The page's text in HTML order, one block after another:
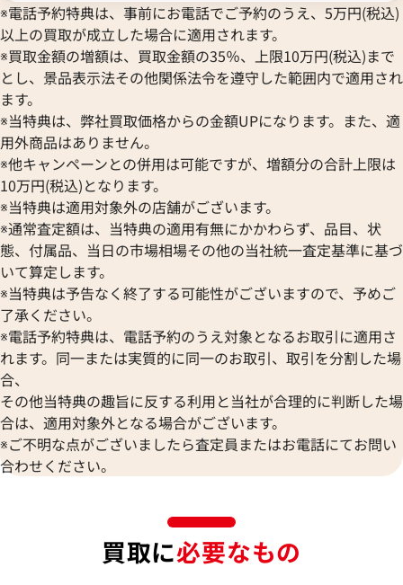
※電話予約特典は、事前にお電話でご予約のうえ、5万円(税込)
以上の買取が成立した場合に適用されます。
※買取金額の増額は、買取金額の35％、上限10万円(税込)まで
とし、景品表示法その他関係法令を遵守した範囲内で適用され
ます。
※当特典は、弊社買取価格からの金額UPになります。また、適
用外商品はありません。
※他キャンペーンとの併用は可能ですが、増額分の合計上限は
10万円(税込)となります。
※当特典は適用対象外の店舗がございます。
※通常査定額は、当特典の適用有無にかかわらず、品目、状
態、付属品、当日の市場相場その他の当社統一査定基準に基づ
いて算定します。
※当特典は予告なく終了する可能性がございますので、予めご
了承ください。
※電話予約特典は、電話予約のうえ対象となるお取引に適用さ
れます。同一または実質的に同一のお取引、取引を分割した場
合、
その他当特典の趣旨に反する利用と当社が合理的に判断した場
合は、適用対象外となる場合がございます。
※ご不明な点がございましたら査定員またはお電話にてお問い
合わせください。
買取に必要なもの